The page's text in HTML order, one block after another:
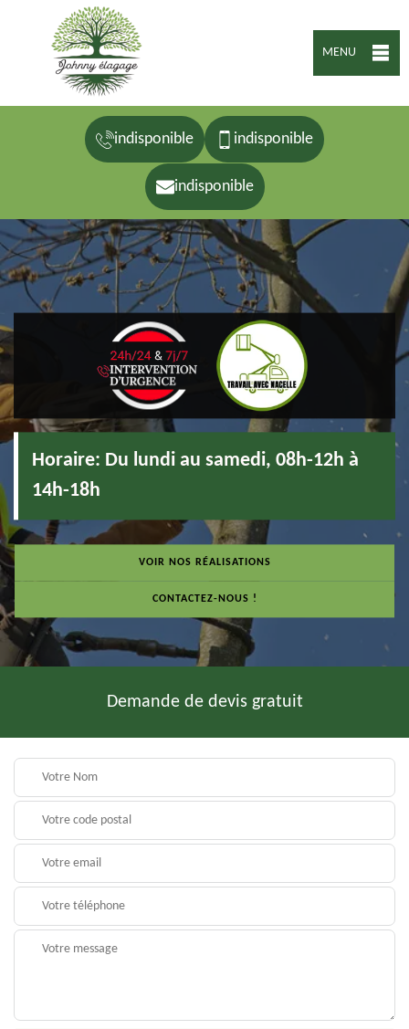
MENU
indisponible indisponible
indisponible
Horaire: Du lundi au samedi, 08h-12h à
14h-18h
VOIR NOS RÉALISATIONS
CONTACTEZ-NOUS !
Demande de devis gratuit